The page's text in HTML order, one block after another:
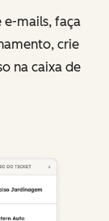
e-mails, faça
crie
na caixa de